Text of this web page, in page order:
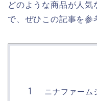
どのような商品が人
で、ぜひこの記事を参
ニナファーム